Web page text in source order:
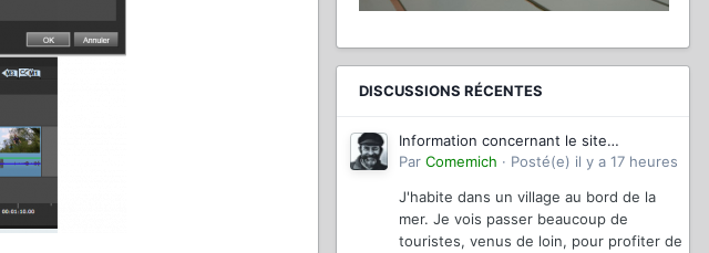
DISCUSSIONS RÉCENTES
Information concernant le site
magazinevideo
Par Comemich · Posté(e) il y a 17 heures
J'habite dans un village au bord de la
mer. Je vois passer beaucoup de
touristes, venus de loin, pour profiter de